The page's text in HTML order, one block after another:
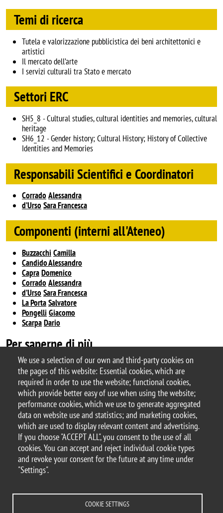
We use a selection of our own and third-party cookies on
the pages of this website: Essential cookies, which are
required in order to use the website; functional cookies,
which provide better easy of use when using the website;
performance cookies, which we use to generate aggregated
data on website use and statistics; and marketing cookies,
which are used to display relevant content and advertising.
If you choose "ACCEPT ALL", you consent to the use of all
cookies. You can accept and reject individual cookie types
and revoke your consent for the future at any time under
"Settings".
COOKIE SETTINGS
Temi di ricerca
Tutela e valorizzazione pubblicistica dei beni architettonici e
artistici
Il mercato dell’arte
I servizi culturali tra Stato e mercato
Settori ERC
SH5_8 - Cultural studies, cultural identities and memories, cultural
heritage
SH6_12 - Gender history; Cultural History; History of Collective
Identities and Memories
Responsabili Scientifici e Coordinatori
CorradoAlessandra
d’UrsoSara Francesca
Componenti (interni all'Ateneo)
Buzzacchi Camilla
Candido Alessandro
CapraDomenico
CorradoAlessandra
d’UrsoSara Francesca
La PortaSalvatore
Pongelli Giacomo
ScarpaDario
Per saperne di più
Area of Di.SEA.DE [it]
© 2026 University of Milano-Bicocca
Piazza dell'Ateneo Nuovo, 1 - 20126, Milan
PEC address:ateneo.bicocca@pec.unimib.it
P.I. 12621570154 |
redazioneweb.diseade@unimib.it